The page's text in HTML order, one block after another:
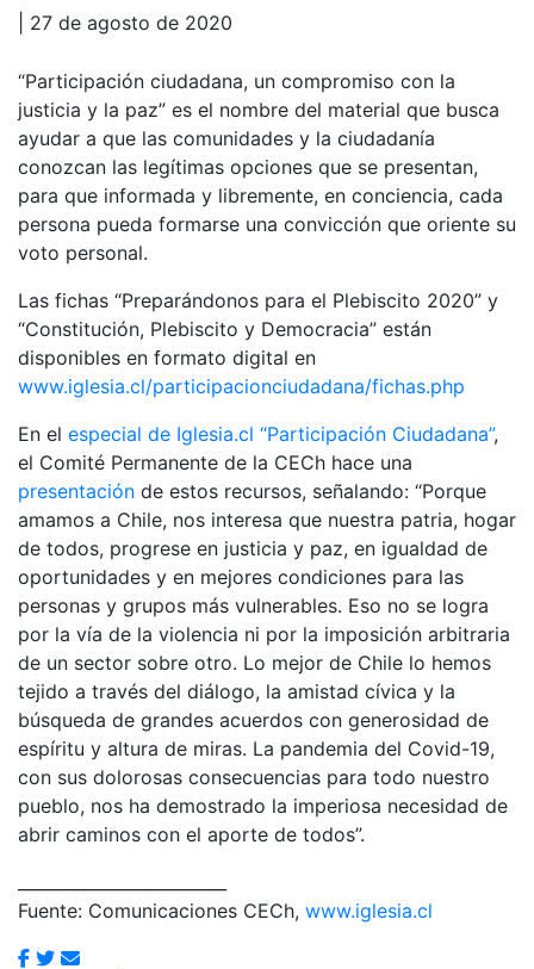
| 27 de agosto de 2020
“Participación ciudadana, un compromiso con la
justicia y la paz” es el nombre del material que busca
ayudar a que las comunidades y la ciudadanía
conozcan las legítimas opciones que se presentan,
para que informada y libremente, en conciencia, cada
persona pueda formarse una convicción que oriente su
voto personal.
Las fichas “Preparándonos para el Plebiscito 2020” y
“Constitución, Plebiscito y Democracia” están
disponibles en formato digital en
www.iglesia.cl/participacionciudadana/fichas.php
En el especial de Iglesia.cl “Participación Ciudadana”,
el Comité Permanente de la CECh hace una
presentación de estos recursos, señalando: “Porque
amamos a Chile, nos interesa que nuestra patria, hogar
de todos, progrese en justicia y paz, en igualdad de
oportunidades y en mejores condiciones para las
personas y grupos más vulnerables. Eso no se logra
por la vía de la violencia ni por la imposición arbitraria
de un sector sobre otro. Lo mejor de Chile lo hemos
tejido a través del diálogo, la amistad cívica y la
búsqueda de grandes acuerdos con generosidad de
espíritu y altura de miras. La pandemia del Covid-19,
con sus dolorosas consecuencias para todo nuestro
pueblo, nos ha demostrado la imperiosa necesidad de
abrir caminos con el aporte de todos”.
Fuente: Comunicaciones CECh, www.iglesia.cl